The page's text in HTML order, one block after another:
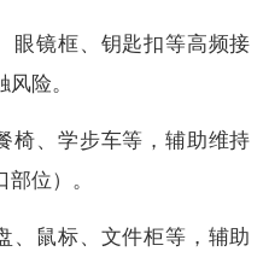
眼镜框、钥匙扣等高频接
险。
椅、学步车等，辅助维持
位）。
、鼠标、文件柜等，辅助